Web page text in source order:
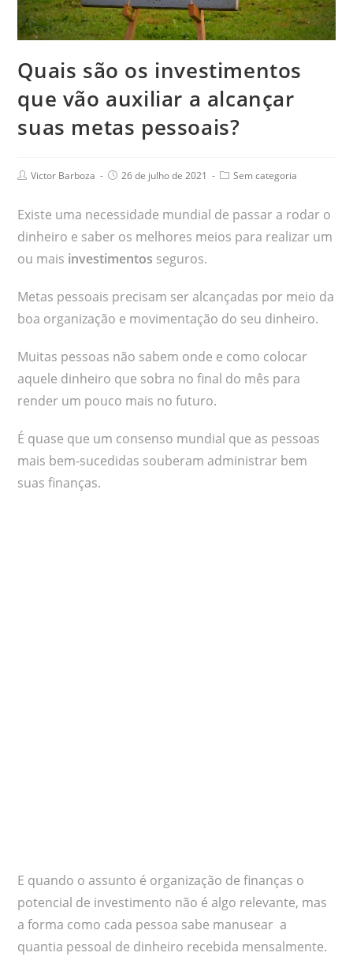
Quais são os investimentos
que vão auxiliar a alcançar
suas metas pessoais?
Victor Barboza 26 de julho de 2021 Sem categoria
Existe uma necessidade mundial de passar a rodar o
dinheiro e saber os melhores meios para realizar um
ou mais investimentos seguros.
Metas pessoais precisam ser alcançadas por meio da
boa organização e movimentação do seu dinheiro.
Muitas pessoas não sabem onde e como colocar
aquele dinheiro que sobra no final do mês para
render um pouco mais no futuro.
É quase que um consenso mundial que as pessoas
mais bem-sucedidas souberam administrar bem
suas finanças.
E quando o assunto é organização de finanças o
potencial de investimento não é algo relevante, mas
a forma como cada pessoa sabe manusear a
quantia pessoal de dinheiro recebida mensalmente.